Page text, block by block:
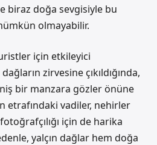
biraz doğa sevgisiyle bu
olmayabilir.
için etkileyici
zirvesine çıkıldığında,
bir manzara gözler önüne
etrafındaki vadiler, nehirler
için de harika
yalçın dağlar hem doğa